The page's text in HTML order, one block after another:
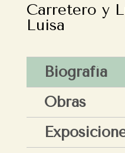
Carretero y
Luisa
Biografía
Obras